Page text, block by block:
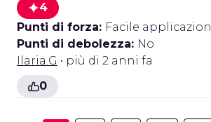
4
Punti di forza: Facile
Punti di debolezza: No
Ilaria.G • più di 2 anni fa
0